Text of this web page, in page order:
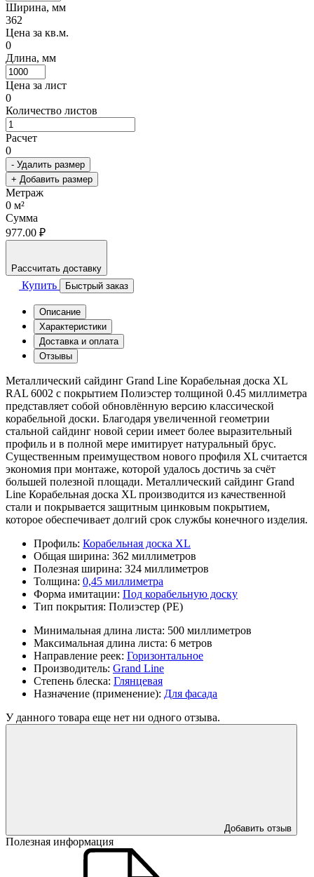
Ширина, мм
362
Цена за кв.м.
0
Длина, мм
Цена за лист
0
Количество листов
Расчет
0
- Удалить размер
+ Добавить размер
Метраж
0 м²
Сумма
977.00 ₽
Рассчитать доставку
Купить Быстрый заказ
Описание
Характеристики
Доставка и оплата
Отзывы
Металлический сайдинг Grand Line Корабельная доска XL
RAL 6002 с покрытием Полиэстер толщиной 0.45 миллиметра
представляет собой обновлённую версию классической
корабельной доски. Благодаря увеличенной геометрии
стальной сайдинг новой серии имеет более выразительный
профиль и в полной мере имитирует натуральный брус.
Существенным преимуществом нового профиля XL считается
экономия при монтаже, которой удалось достичь за счёт
большей полезной площади. Металлический сайдинг Grand
Line Корабельная доска XL производится из качественной
стали и покрывается защитным цинковым покрытием,
которое обеспечивает долгий срок службы конечного изделия.
Профиль: Корабельная доска XL
Общая ширина: 362 миллиметров
Полезная ширина: 324 миллиметров
Толщина: 0,45 миллиметра
Форма имитации: Под корабельную доску
Тип покрытия: Полиэстер (PE)
Минимальная длина листа: 500 миллиметров
Максимальная длина листа: 6 метров
Направление реек: Горизонтальное
Производитель: Grand Line
Степень блеска: Глянцевая
Назначение (применение): Для фасада
У данного товара еще нет ни одного отзыва.
Добавить отзыв
Полезная информация